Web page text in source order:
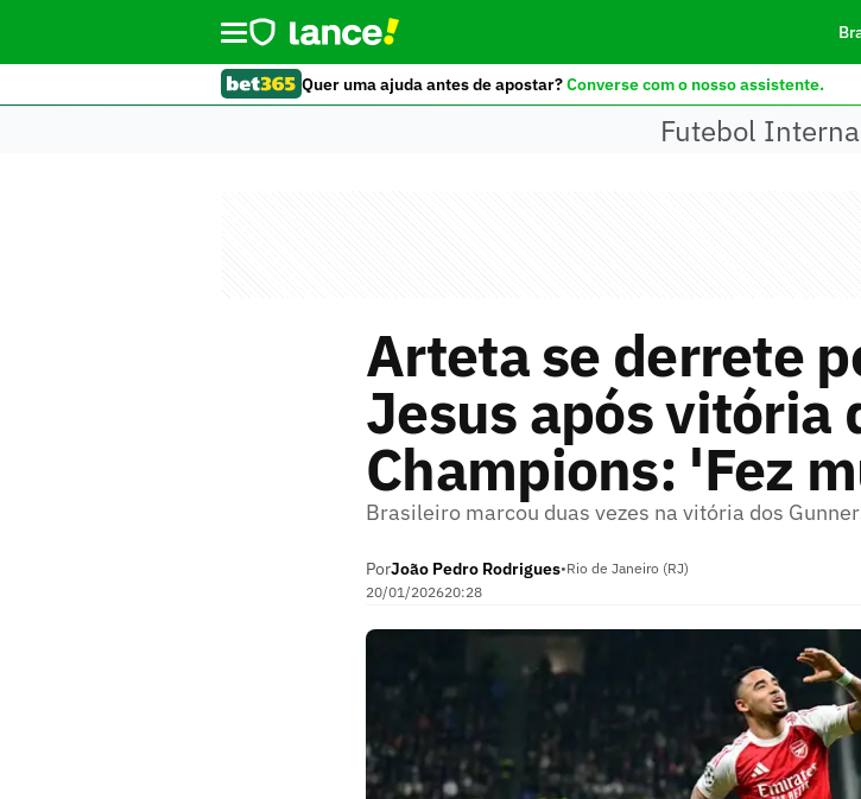
Quer uma ajuda antes de apostar?Converse com o nosso assistente.
Futebol
Arteta se derrete
Jesus após vitória
Champions: 'Fez
Brasileiro marcou duas vezes na vitória dos
PorJoão Pedro Rodrigues•Rio de Janeiro (RJ)
20/01/202620:28